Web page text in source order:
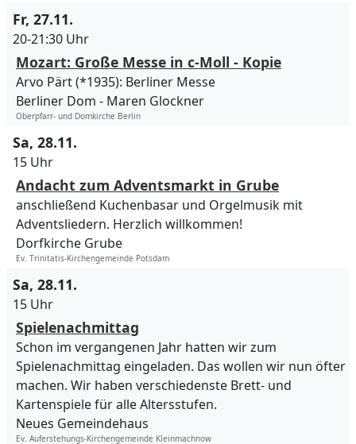
Fr, 27.11.
20-21:30 Uhr
Mozart: Große Messe in c-Moll - Kopie
Arvo Pärt (*1935): Berliner Messe
Berliner Dom
Maren Glockner
Oberpfarr- und Domkirche Berlin
Sa, 28.11.
15 Uhr
Andacht zum Adventsmarkt in Grube
anschließend Kuchenbasar und Orgelmusik mit
Adventsliedern. Herzlich willkommen!
Dorfkirche Grube
Ev. Trinitatis-Kirchengemeinde Potsdam
Sa, 28.11.
15 Uhr
Spielenachmittag
Schon im vergangenen Jahr hatten wir zum
Spielenachmittag eingeladen. Das wollen wir nun öfter
machen. Wir haben verschiedenste Brett- und
Kartenspiele für alle Altersstufen.
Neues Gemeindehaus
Ev. Auferstehungs-Kirchengemeinde Kleinmachnow